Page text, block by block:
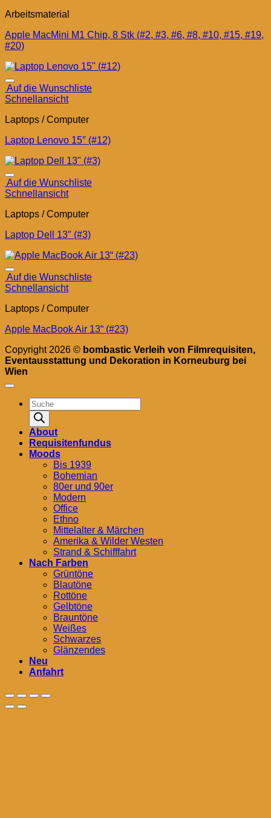
Arbeitsmaterial
Apple MacMini M1 Chip, 8 Stk (#2, #3, #6, #8, #10, #15, #19,
#20)
Auf die Wunschliste
Schnellansicht
Laptops / Computer
Laptop Lenovo 15″ (#12)
Auf die Wunschliste
Schnellansicht
Laptops / Computer
Laptop Dell 13″ (#3)
Auf die Wunschliste
Schnellansicht
Laptops / Computer
Apple MacBook Air 13“ (#23)
Copyright 2026 © bombastic Verleih von Filmrequisiten,
Eventausstattung und Dekoration in Korneuburg bei
Wien
Products
search
About
Requisitenfundus
Moods
Bis 1939
Bohemian
80er und 90er
Modern
Office
Ethno
Mittelalter & Märchen
Amerika & Wilder Westen
Strand & Schifffahrt
Nach Farben
Grüntöne
Blautöne
Rottöne
Gelbtöne
Brauntöne
Weißes
Schwarzes
Glänzendes
Neu
Anfahrt